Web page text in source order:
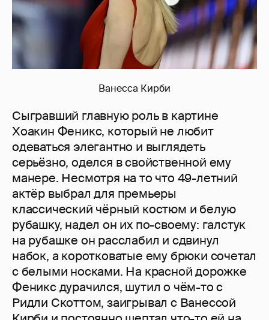
Ванесса Кирби
Сыгравший главную роль в картине
Хоакин Феникс, который не любит
одеваться элегантно и выглядеть
серьёзно, оделся в свойственной ему
манере. Несмотря на то что 49-летний
актёр выбрал для премьеры
классический чёрный костюм и белую
рубашку, надел он их по-своему: галстук
на рубашке он расслабил и сдвинул
набок, а коротковатые ему брюки сочетал
с белыми носками. На красной дорожке
Феникс дурачился, шутил о чём-то с
Ридли Скоттом, заигрывал с Ванессой